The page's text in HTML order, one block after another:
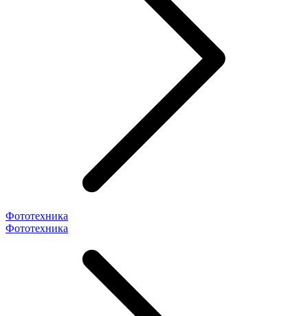
Фототехника
Фототехника